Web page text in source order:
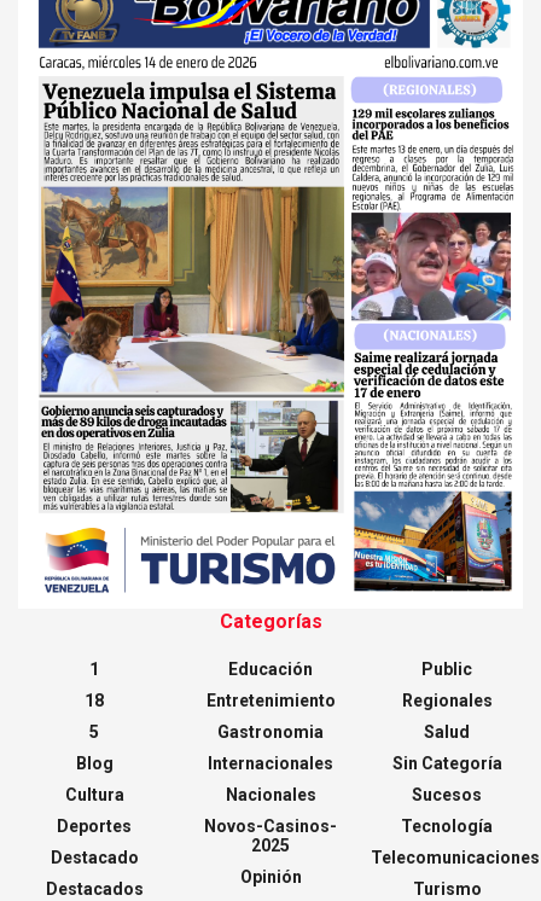
Categorías
1
18
5
Blog
Cultura
Deportes
Destacado
Destacados
Educación
Entretenimiento
Gastronomia
Internacionales
Nacionales
Novos-Casinos-
2025
Opinión
Public
Regionales
Salud
Sin Categoría
Sucesos
Tecnología
Telecomunicaciones
Turismo